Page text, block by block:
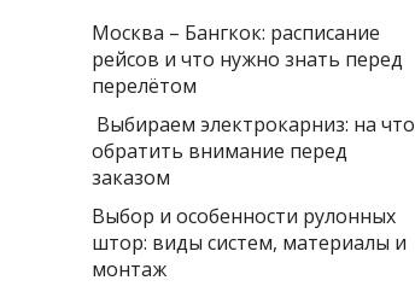
Москва – Бангкок: расписание
рейсов и что нужно знать перед
перелётом
Выбираем электрокарниз: на что
обратить внимание перед
заказом
Выбор и особенности рулонных
штор: виды систем, материалы и
монтаж